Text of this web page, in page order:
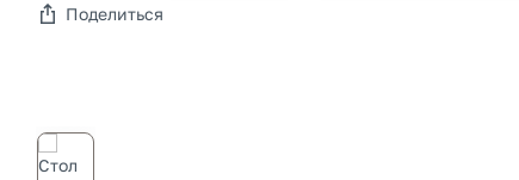
Поделиться